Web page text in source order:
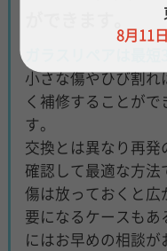
小さな傷やひび割
く補修することが
す。
交換とは異なり再
確認して最適な方法
傷は放っておくと
要になるケースも
にはお早めの相談が
8月11